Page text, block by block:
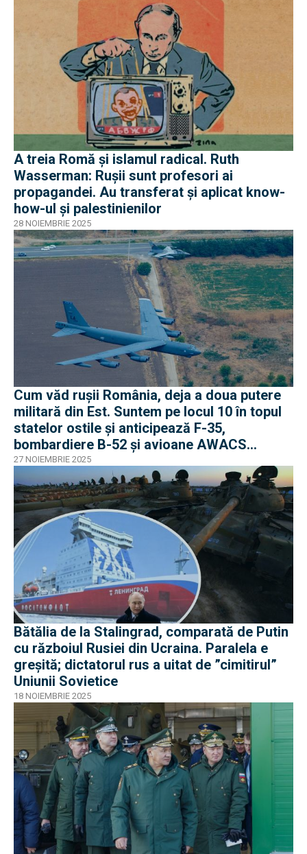
A treia Romă și islamul radical. Ruth
Wasserman: Rușii sunt profesori ai
propagandei. Au transferat și aplicat know-
how-ul și palestinienilor
28 NOIEMBRIE 2025
Cum văd rușii România, deja a doua putere
militară din Est. Suntem pe locul 10 în topul
statelor ostile și anticipează F-35,
bombardiere B-52 și avioane AWACS
dislocate aici
27 NOIEMBRIE 2025
Bătălia de la Stalingrad, comparată de Putin
cu războiul Rusiei din Ucraina. Paralela e
greșită; dictatorul rus a uitat de ”cimitirul”
Uniunii Sovietice
18 NOIEMBRIE 2025